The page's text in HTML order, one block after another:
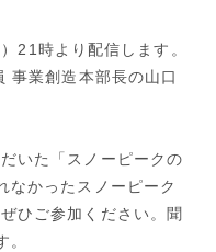
21時より配信します。
事業創造本部長の山口
いた「スノーピークの
なかったスノーピーク
ひご参加ください。聞